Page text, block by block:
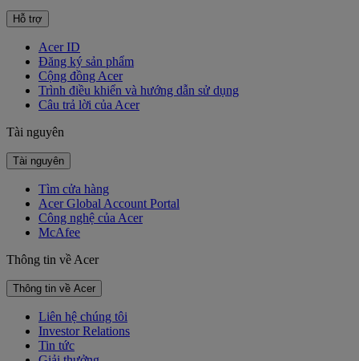
Hỗ trợ
Acer ID
Đăng ký sản phẩm
Cộng đồng Acer
Trình điều khiển và hướng dẫn sử dụng
Câu trả lời của Acer
Tài nguyên
Tài nguyên
Tìm cửa hàng
Acer Global Account Portal
Công nghệ của Acer
McAfee
Thông tin về Acer
Thông tin về Acer
Liên hệ chúng tôi
Investor Relations
Tin tức